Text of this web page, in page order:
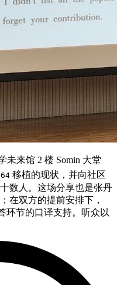
未来馆 2 楼 Somin 大堂
移植的现状，并向社区
数人。这场分享也是张丹
在双方的提前安排下，
环节的口译支持。听众以